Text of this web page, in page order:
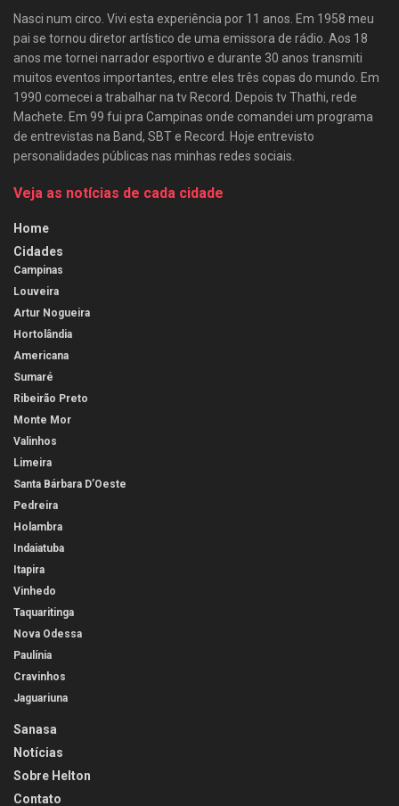
Nasci num circo. Vivi esta experiência por 11 anos. Em 1958 meu
pai se tornou diretor artístico de uma emissora de rádio. Aos 18
anos me tornei narrador esportivo e durante 30 anos transmiti
muitos eventos importantes, entre eles três copas do mundo. Em
1990 comecei a trabalhar na tv Record. Depois tv Thathi, rede
Machete. Em 99 fui pra Campinas onde comandei um programa
de entrevistas na Band, SBT e Record. Hoje entrevisto
personalidades públicas nas minhas redes sociais.
Veja as notícias de cada cidade
Home
Cidades
Campinas
Louveira
Artur Nogueira
Hortolândia
Americana
Sumaré
Ribeirão Preto
Monte Mor
Valinhos
Limeira
Santa Bárbara D’Oeste
Pedreira
Holambra
Indaiatuba
Itapira
Vinhedo
Taquaritinga
Nova Odessa
Paulínia
Cravinhos
Jaguariuna
Sanasa
Notícias
Sobre Helton
Contato